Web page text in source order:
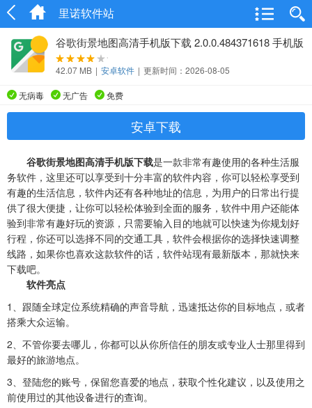
里诺软件站
谷歌街景地图高清手机版下载 2.0.0.484371618 手机版
42.07 MB | 安卓软件 | 更新时间：2026-08-05
无病毒 无广告 免费
安卓下载
谷歌街景地图高清手机版下载是一款非常有趣使用的各种生活服
务软件，这里还可以享受到十分丰富的软件内容，你可以轻松享受到
有趣的生活信息，软件内还有各种地址的信息，为用户的日常出行提
供了很大便捷，让你可以轻松体验到全面的服务，软件中用户还能体
验到非常有趣好玩的资源，只需要输入目的地就可以快速为你规划好
行程，你还可以选择不同的交通工具，软件会根据你的选择快速调整
线路，如果你也喜欢这款软件的话，软件站现有最新版本，那就快来
下载吧。
软件亮点
1、 跟随全球定位系统精确的声音导航，迅速抵达你的目标地点，或者
搭乘大众运输。
2、不管你要去哪儿，你都可以从你所信任的朋友或专业人士那里得到
最好的旅游地点。
3、登陆您的账号，保留您喜爱的地点，获取个性化建议，以及使用之
前使用过的其他设备进行的查询。